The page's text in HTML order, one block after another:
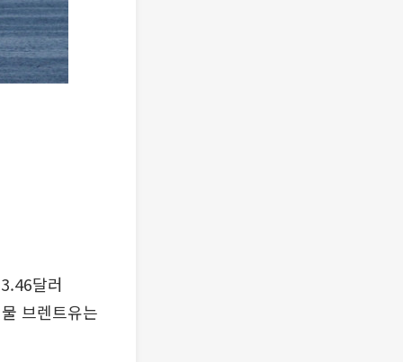
달러
브렌트유는